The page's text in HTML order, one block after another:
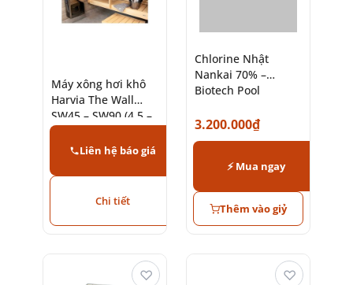
Máy xông hơi khô
Harvia The Wall
SW45 – SW90 (4,5 –
9kW) treo tường
Liên hệ báo giá
Chi tiết
Chlorine Nhật
Nankai 70% –
Biotech Pool
3.200.000₫
⚡ Mua ngay
Thêm vào giỷ
♡ ♡